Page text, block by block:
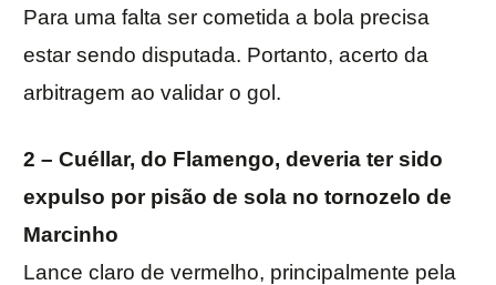
Para uma falta ser cometida a bola precisa
estar sendo disputada. Portanto, acerto da
arbitragem ao validar o gol.
2 – Cuéllar, do Flamengo, deveria ter sido
expulso por pisão de sola no tornozelo de
Marcinho
Lance claro de vermelho, principalmente pela